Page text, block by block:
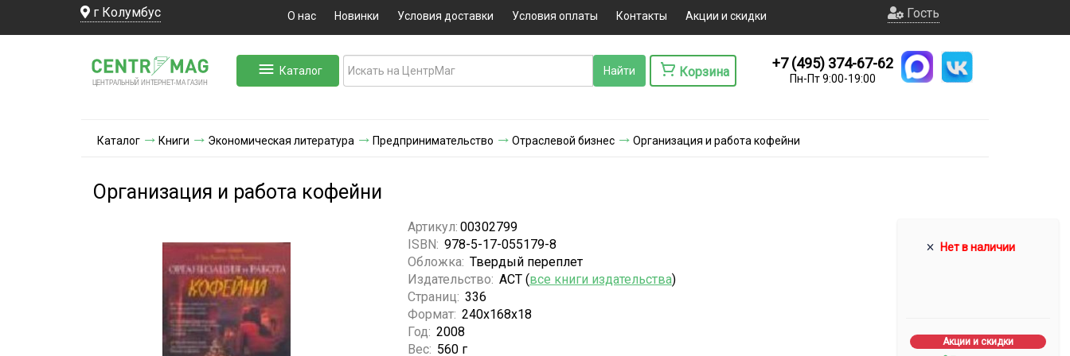
г Колумбус О нас Новинки Условия доставки Условия оплаты Контакты Акции и скидки Гость
ЦЕНТРАЛЬНЫЙ ИНТЕРНЕТ-МА ГАЗИН
Каталог Корзина
+7 (495) 374-67-62
Пн-Пт 9:00-19:00
Каталог Книги Экономическая литература Предпринимательство Отраслевой бизнес Организация и работа кофейни
Организация и работа кофейни
Нет в наличии
Акции и скидки
Артикул: 00302799
ISBN: 978-5-17-055179-8
Обложка: Твердый переплет
Издательство: АСТ (все книги издательства)
Страниц: 336
Формат: 240x168x18
Год: 2008
Вес: 560 г